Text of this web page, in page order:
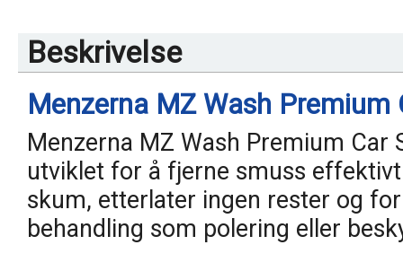
Beskrivelse
Menzerna MZ Wash
Menzerna MZ Wash Premium
utviklet for å fjerne smuss
skum, etterlater ingen rester og
behandling som polering eller